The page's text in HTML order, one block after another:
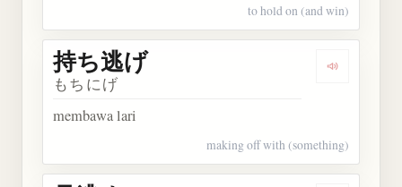
to hold on (and win)
Dengarkan
持ち逃げ
もちにげ
membawa lari
making off with (something)